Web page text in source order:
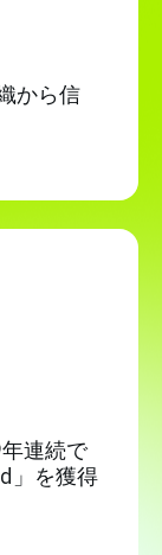
から信
連続で
」を獲得